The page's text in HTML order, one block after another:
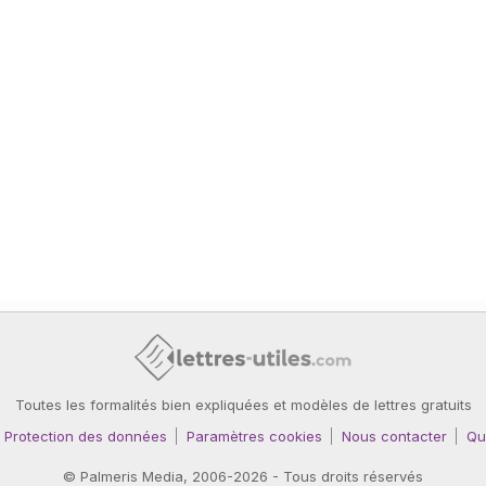
Toutes les formalités bien expliquées et modèles de lettres gratuits
Protection des données Paramètres cookies Nous contacter
© Palmeris Media, 2006-2026 - Tous droits réservés